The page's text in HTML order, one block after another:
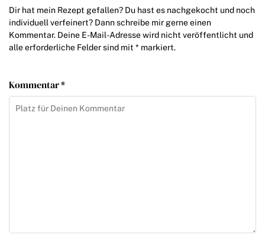
Dir hat mein Rezept gefallen? Du hast es nachgekocht und noch
individuell verfeinert? Dann schreibe mir gerne einen
Kommentar. Deine E-Mail-Adresse wird nicht veröffentlicht und
alle erforderliche Felder sind mit * markiert.
Kommentar *